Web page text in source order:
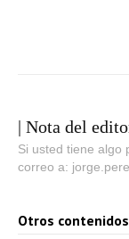
| Nota del
Si usted tiene algo
correo a:
Otros contenidos